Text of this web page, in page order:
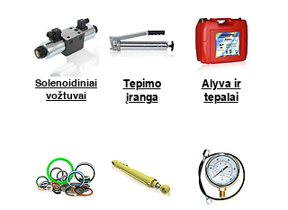
Solenoidiniai
vožtuvai
Tepimo
įranga
Alyva ir
tepalai